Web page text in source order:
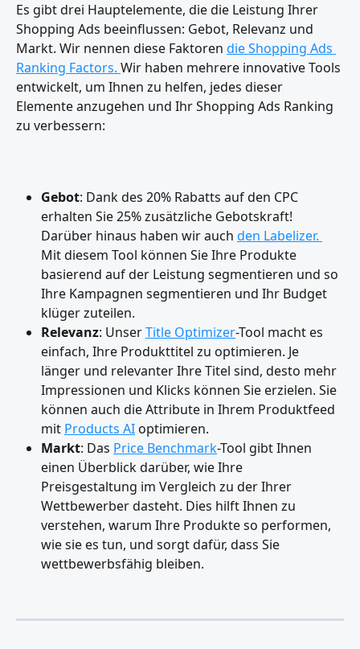
Es gibt drei Hauptelemente, die die Leistung Ihrer
Shopping Ads beeinflussen: Gebot, Relevanz und
Markt. Wir nennen diese Faktoren die Shopping Ads
Ranking Factors. Wir haben mehrere innovative Tools
entwickelt, um Ihnen zu helfen, jedes dieser
Elemente anzugehen und Ihr Shopping Ads Ranking
zu verbessern:
Gebot: Dank des 20% Rabatts auf den CPC
erhalten Sie 25% zusätzliche Gebotskraft!
Darüber hinaus haben wir auch den Labelizer.
Mit diesem Tool können Sie Ihre Produkte
basierend auf der Leistung segmentieren und so
Ihre Kampagnen segmentieren und Ihr Budget
klüger zuteilen.
Relevanz: Unser Title Optimizer-Tool macht es
einfach, Ihre Produkttitel zu optimieren. Je
länger und relevanter Ihre Titel sind, desto mehr
Impressionen und Klicks können Sie erzielen. Sie
können auch die Attribute in Ihrem Produktfeed
mit Products AI optimieren.
Markt: Das Price Benchmark-Tool gibt Ihnen
einen Überblick darüber, wie Ihre
Preisgestaltung im Vergleich zu der Ihrer
Wettbewerber dasteht. Dies hilft Ihnen zu
verstehen, warum Ihre Produkte so performen,
wie sie es tun, und sorgt dafür, dass Sie
wettbewerbsfähig bleiben.